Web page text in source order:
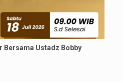
Bersama Ustadz Bobby